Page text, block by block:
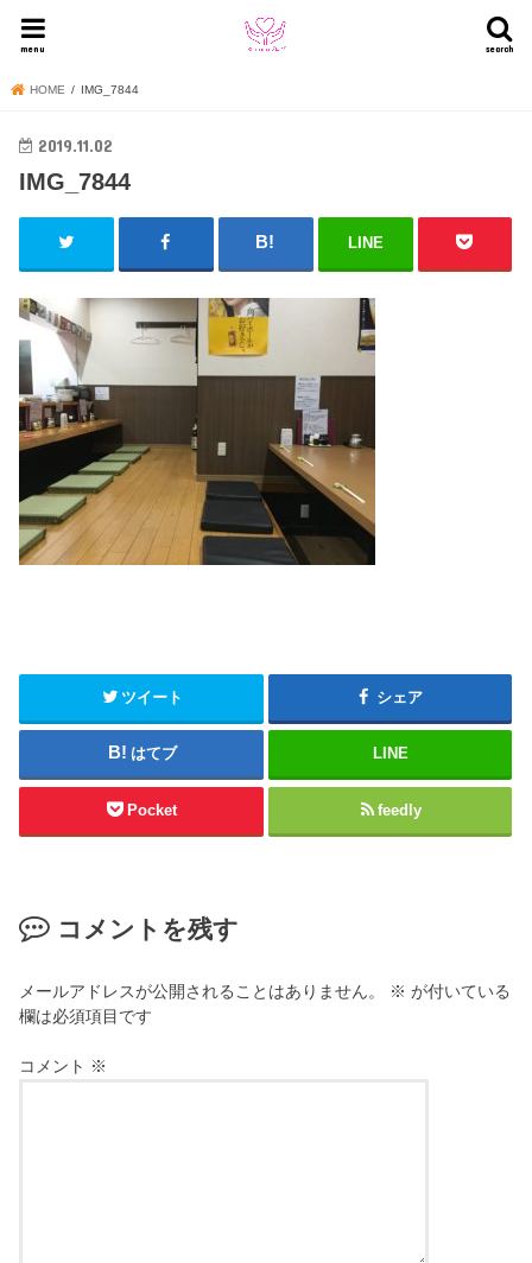
search
menu
HOME IMG_7844
2019.11.02
IMG_7844
LINE
ツイート シェア
はてブ LINE
Pocket feedly
コメントを残す
メールアドレスが公開されることはありません。 ※ が付いている
欄は必須項目です
コメント ※